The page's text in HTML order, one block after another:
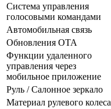
Система управления
голосовыми командами
Автомобильная связь
Обновления OTA
Функции удаленного
управления через
мобильное приложение
Руль / Салонное зеркало
Материал рулевого колеса